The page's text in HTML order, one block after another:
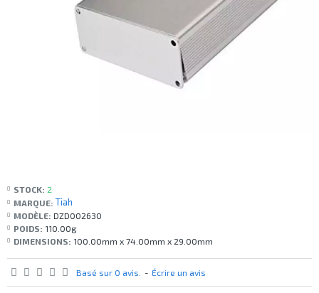
STOCK: 2
MARQUE: Tiah
MODÈLE: DZD002630
POIDS: 110.00g
DIMENSIONS: 100.00mm x 74.00mm x 29.00mm
Basé sur 0 avis. - Écrire un avis